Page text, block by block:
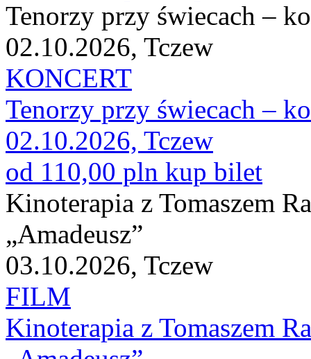
Tenorzy przy świecach –
02.10.2026, Tczew
KONCERT
Tenorzy przy świecach –
02.10.2026, Tczew
od 110,00 pln kup bilet
Kinoterapia z Tomaszem
„Amadeusz”
03.10.2026, Tczew
FILM
Kinoterapia z Tomaszem